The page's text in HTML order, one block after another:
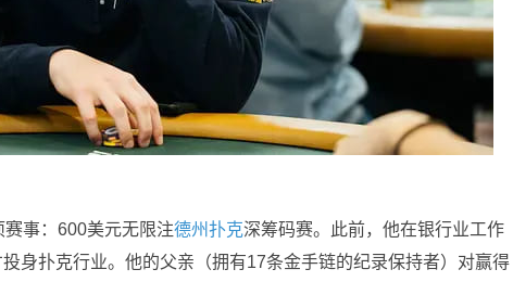
事：600美元无限注德州扑克深筹码赛。此前，他在银行业工作
身扑克行业。他的父亲（拥有17条金手链的纪录保持者）对赢得